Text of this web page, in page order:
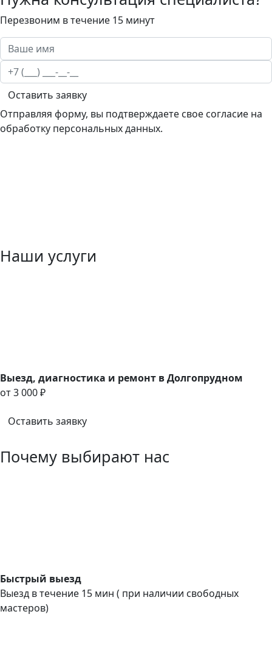
Перезвоним в течение 15 минут
Оставить заявку
Отправляя форму, вы подтверждаете свое согласие на
обработку персональных данных.
Наши услуги
Выезд, диагностика и ремонт в Долгопрудном
oт 3 000 ₽
Оставить заявку
Почему выбирают нас
Быстрый выезд
Выезд в течение 15 мин ( при наличии свободных
мастеров)